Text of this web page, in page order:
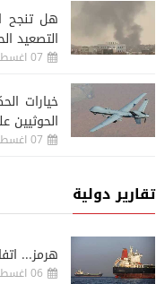
والألم» يفوز
عمّان السينمائي
هل تنجح
التصعيد
07 اغسطس, 2026
خيارات
07 اغسطس, 2026
تقارير دولية
هرمز...
06 اغسطس, 2026